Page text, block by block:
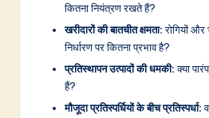
कितना नियंत्रण रखते हैं?
खरीदारों की बातचीत क्षमता:रोगियों
निर्धारण पर कितना प्रभाव है?
प्रतिस्थापन उत्पादों की धमकी:क्या
हैं?
मौजूदा प्रतिस्पर्धियों के बीच प्रतिस्पर्धा: